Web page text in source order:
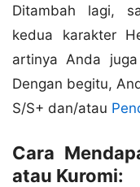
Ditambah lagi,
kedua karakter
artinya Anda
Dengan begitu,
S/S+ dan/atau
Cara
atau Kuromi: